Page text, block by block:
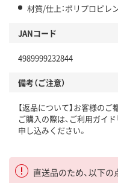
材質/仕上：ポリプロピレ
JANコード
4989999232844
備考（ご注意）
【返品について】お客様の
ご購入の際は、ご利用ガイド
申し込みください。
直送品のため、以下の